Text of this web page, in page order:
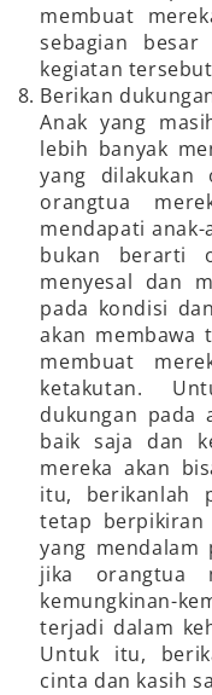
membuat
sebagian
kegiatan
Berikan
Anak yang
lebih banyak
yang dilakukan
orangtua
mendapati
bukan berarti
menyesal dan
pada kondisi
akan membawa
membuat
ketakutan.
dukungan pada
baik saja dan
mereka akan
itu, berikanlah
tetap
yang mendalam
jika orangtua
kemungkinan-
terjadi dalam
Untuk itu,
cinta dan kasih